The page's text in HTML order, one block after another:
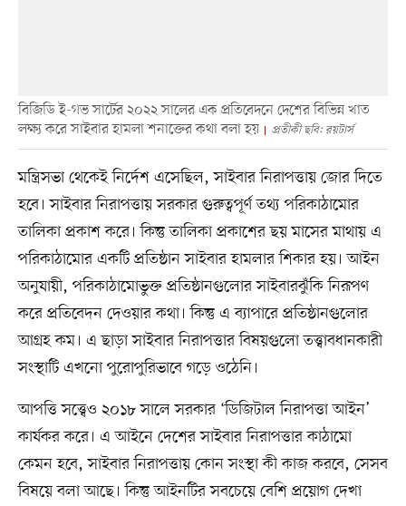
বিজিডি ই-গভ সার্টের ২০২২ সালের এক প্রতিবেদনে দেশের বিভিন্ন খাত
লক্ষ্য করে সাইবার হামলা শনাক্তের কথা বলা হয়
প্রতীকী ছবি: রয়টার্স
মন্ত্রিসভা থেকেই নির্দেশ এসেছিল, সাইবার নিরাপত্তায় জোর দিতে
হবে। সাইবার নিরাপত্তায় সরকার গুরুত্বপূর্ণ তথ্য পরিকাঠামোর
তালিকা প্রকাশ করে। কিন্তু তালিকা প্রকাশের ছয় মাসের মাথায় এ
পরিকাঠামোর একটি প্রতিষ্ঠান সাইবার হামলার শিকার হয়। আইন
অনুযায়ী, পরিকাঠামোভুক্ত প্রতিষ্ঠানগুলোর সাইবারঝুঁকি নিরূপণ
করে প্রতিবেদন দেওয়ার কথা। কিন্তু এ ব্যাপারে প্রতিষ্ঠানগুলোর
আগ্রহ কম। এ ছাড়া সাইবার নিরাপত্তার বিষয়গুলো তত্ত্বাবধানকারী
সংস্থাটি এখনো পুরোপুরিভাবে গড়ে ওঠেনি।
আপত্তি সত্ত্বেও ২০১৮ সালে সরকার ‘ডিজিটাল নিরাপত্তা আইন’
কার্যকর করে। এ আইনে দেশের সাইবার নিরাপত্তার কাঠামো
কেমন হবে, সাইবার নিরাপত্তায় কোন সংস্থা কী কাজ করবে, সেসব
বিষয়ে বলা আছে। কিন্তু আইনটির সবচেয়ে বেশি প্রয়োগ দেখা